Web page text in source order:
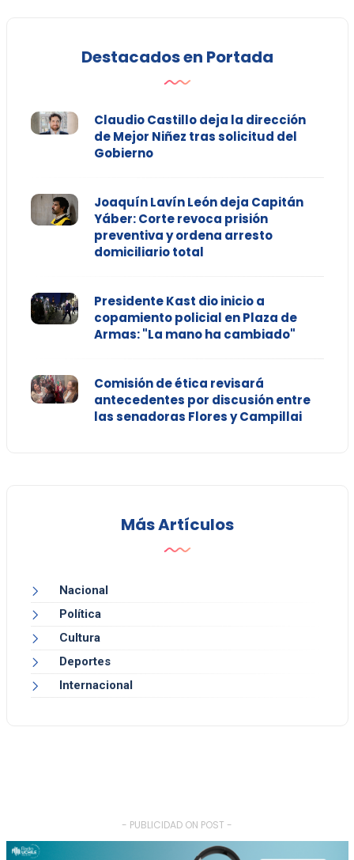
Destacados en Portada
Claudio Castillo deja la dirección
de Mejor Niñez tras solicitud del
Gobierno
Joaquín Lavín León deja Capitán
Yáber: Corte revoca prisión
preventiva y ordena arresto
domiciliario total
Presidente Kast dio inicio a
copamiento policial en Plaza de
Armas: "La mano ha cambiado"
Comisión de ética revisará
antecedentes por discusión entre
las senadoras Flores y Campillai
Más Artículos
Nacional
Política
Cultura
Deportes
Internacional
- PUBLICIDAD ON POST -